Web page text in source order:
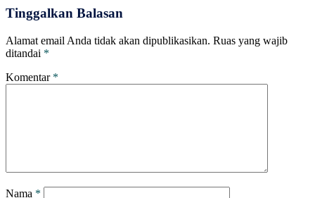
Tinggalkan Balasan
Alamat email Anda tidak akan dipublikasikan. Ruas yang wajib
ditandai *
Komentar *
Nama *